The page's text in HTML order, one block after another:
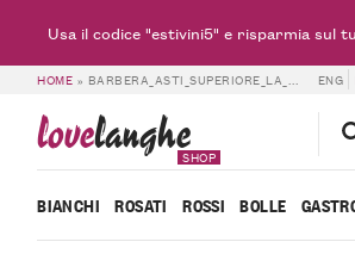
HOME » BARBERA_ASTI_SUPERIORE_LA_RABINA_FRATELLI_NOVARA-MIN ENG
lovelanghe
SHOP
BIANCHI ROSATI ROSSI BOLLE
Usa il codice "estivini5" e risparmia sul